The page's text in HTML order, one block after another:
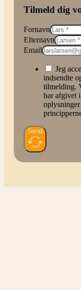
Tilmeld dig
Fornavn
Efternavn
Email
Jeg
indsendte
tilmelding.
har afgivet
Send